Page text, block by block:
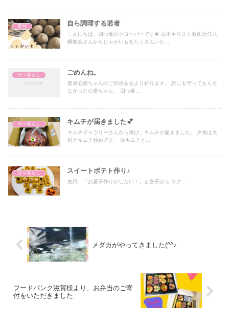
寄付 自ら調理する若者
こんにちは、四つ葉のクローバーです🍀 日本キリスト教団近江八
幡教会さんからじゃがいもをたくさんいた...
日々暮らし ごめんね。
栗原心愛ちゃんのご冥福を心より祈ります。 誰にも守ってもらえ
なかった心愛ちゃん、 四つ葉...
日々暮らし キムチが届きました💕
キムチギャラリーさんから再び、キムチが届きました。 夕食は大
根とキムチ炒めです。 豚キムチと...
日々暮らし スイートポテト作り♪
先日、「お菓子作りがしたい！」と女子から リク...
メダカがやってきました(^^♪
フードバンク滋賀様より、お弁当のご寄
付をいただきました